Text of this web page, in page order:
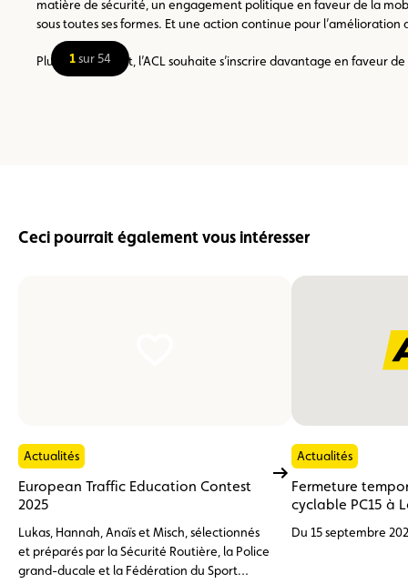
matière de sécurité, un engagement politique en faveur de la
sous toutes ses formes. Et une action continue pour
Plus globalement, l’ACL souhaite s’inscrire davantage en
1sur 54
Ceci pourrait également vous intéresser
Actualités
European Traffic Education Contest
2025
Lukas, Hannah, Anaïs et Misch, sélectionnés
et préparés par la Sécurité Routière, la Police
grand-ducale et la Fédération du Sport
Actualités
Fermeture
cyclable PC15 à
Du 15 septembre